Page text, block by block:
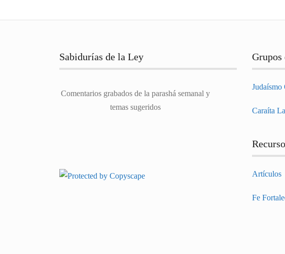
entradas
Sabidurías de la Ley
Comentarios grabados de la parashá semanal y
temas sugeridos
Grupos
Judaísmo
Caraíta
Artículos
Fe